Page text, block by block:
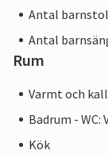
Antal
Antal
Rum
Varmt och
Badrum -
Kök